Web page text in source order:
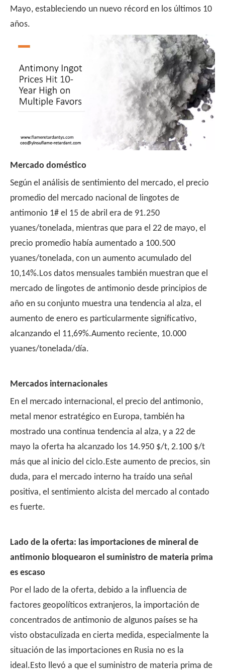
Mayo, estableciendo un nuevo récord en los últimos 10
años.
Mercado doméstico
Según el análisis de sentimiento del mercado, el precio
promedio del mercado nacional de lingotes de
antimonio 1# el 15 de abril era de 91.250
yuanes/tonelada, mientras que para el 22 de mayo, el
precio promedio había aumentado a 100.500
yuanes/tonelada, con un aumento acumulado del
10,14%.Los datos mensuales también muestran que el
mercado de lingotes de antimonio desde principios de
año en su conjunto muestra una tendencia al alza, el
aumento de enero es particularmente significativo,
alcanzando el 11,69%.Aumento reciente, 10.000
yuanes/tonelada/día.
Mercados internacionales
En el mercado internacional, el precio del antimonio,
metal menor estratégico en Europa, también ha
mostrado una continua tendencia al alza, y a 22 de
mayo la oferta ha alcanzado los 14.950 $/t, 2.100 $/t
más que al inicio del ciclo.Este aumento de precios, sin
duda, para el mercado interno ha traído una señal
positiva, el sentimiento alcista del mercado al contado
es fuerte.
Lado de la oferta: las importaciones de mineral de
antimonio bloquearon el suministro de materia prima
es escaso
Por el lado de la oferta, debido a la influencia de
factores geopolíticos extranjeros, la importación de
concentrados de antimonio de algunos países se ha
visto obstaculizada en cierta medida, especialmente la
situación de las importaciones en Rusia no es la
ideal.Esto llevó a que el suministro de materia prima de